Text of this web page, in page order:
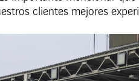
clientes mejores